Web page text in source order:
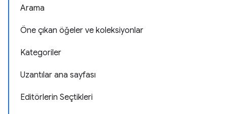
Arama
Öne çıkan öğeler ve koleksiyonlar
Kategoriler
Uzantılar ana sayfası
Editörlerin Seçtikleri